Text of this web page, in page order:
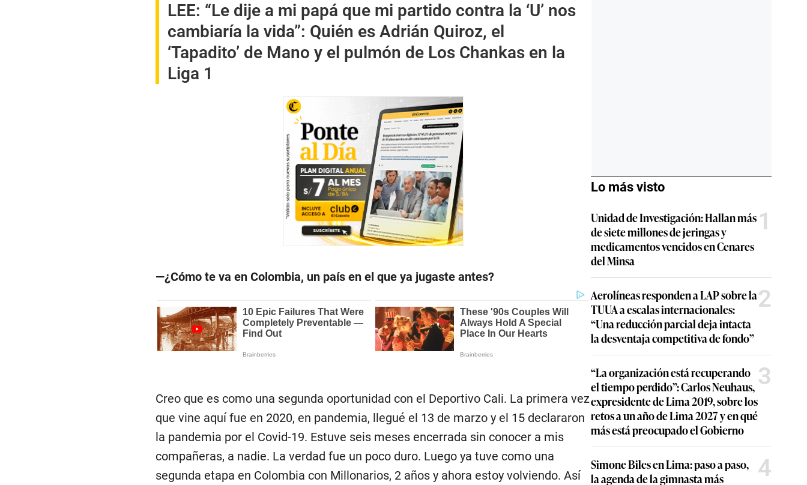
LEE: “Le dije a mi papá que mi partido contra la ‘U’ nos
cambiaría la vida”: Quién es Adrián Quiroz, el
‘Tapadito’ de Mano y el pulmón de Los Chankas en la
Liga 1
—¿Cómo te va en Colombia, un país en el que ya jugaste antes?
Creo que es como una segunda oportunidad con el Deportivo Cali. La primera vez
que vine aquí fue en 2020, en pandemia, llegué el 13 de marzo y el 15 declararon
la pandemia por el Covid-19. Estuve seis meses encerrada sin conocer a mis
compañeras, a nadie. La verdad fue un poco duro. Luego ya tuve como una
segunda etapa en Colombia con Millonarios, 2 años y ahora estoy volviendo. Así
Lo más visto
Unidad de Investigación: Hallan más
de siete millones de jeringas y
medicamentos vencidos en Cenares
del Minsa
1
Aerolíneas responden a LAP sobre la
TUUA a escalas internacionales:
“Una reducción parcial deja intacta
la desventaja competitiva de fondo”
2
“La organización está recuperando
el tiempo perdido”: Carlos Neuhaus,
expresidente de Lima 2019, sobre los
retos a un año de Lima 2027 y en qué
más está preocupado el Gobierno
3
Simone Biles en Lima: paso a paso,
la agenda de la gimnasta más
4